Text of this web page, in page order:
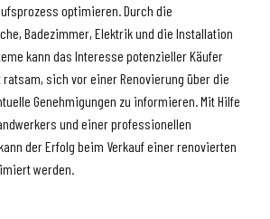
optimieren. Durch die
Badezimmer, Elektrik und die Installation
kann das Interesse potenzieller Käufer
sich vor einer Renovierung über die
Genehmigungen zu informieren. Mit Hilfe
und einer professionellen
der Erfolg beim Verkauf einer renovierten
werden.